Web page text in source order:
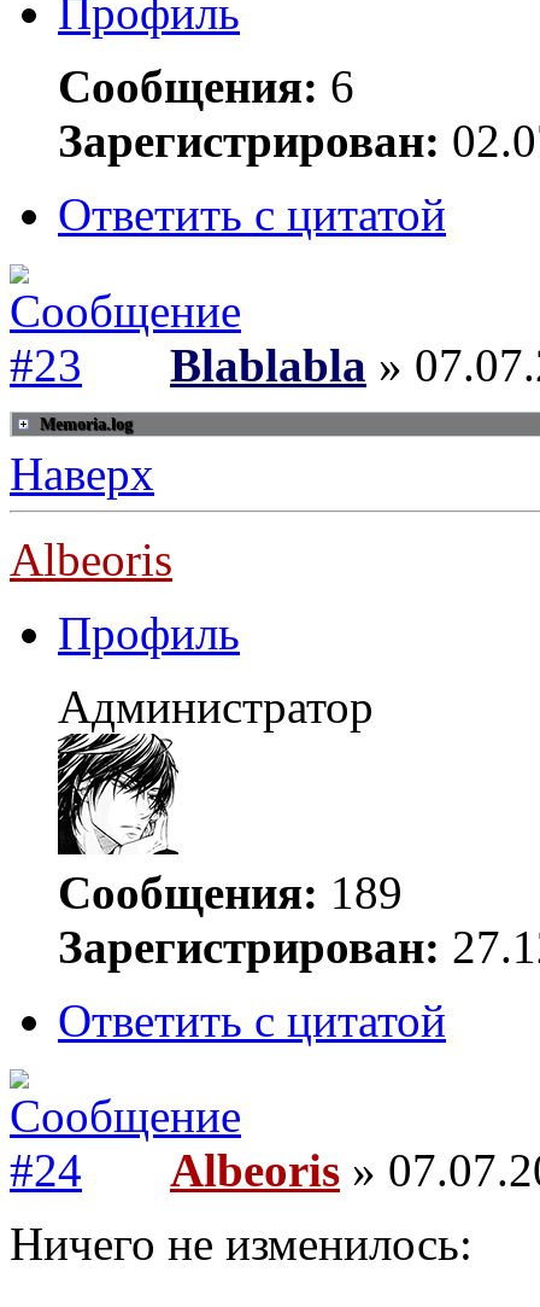
Профиль
Сообщения: 6
Зарегистрирован:
Ответить с цитатой
Blablabla »
Memoria.log
Наверх
Albeoris
Профиль
Администратор
Сообщения: 189
Зарегистрирован:
Ответить с цитатой
Albeoris »
Ничего не изменилось: